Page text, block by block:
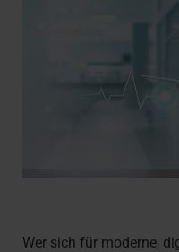
Wer sich für moderne,